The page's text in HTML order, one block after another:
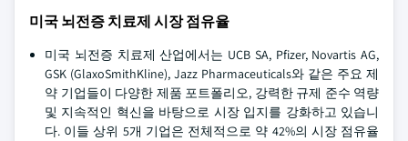
미국 뇌전증 치료제 시장 점유율
미국 뇌전증 치료제 산업에서는 UCB SA, Pfizer, Novartis AG,
GSK (GlaxoSmithKline), Jazz Pharmaceuticals와 같은 주요 제
약 기업들이 다양한 제품 포트폴리오, 강력한 규제 준수 역량
및 지속적인 혁신을 바탕으로 시장 입지를 강화하고 있습니
다. 이들 상위 5개 기업은 전체적으로 약 42%의 시장 점유율